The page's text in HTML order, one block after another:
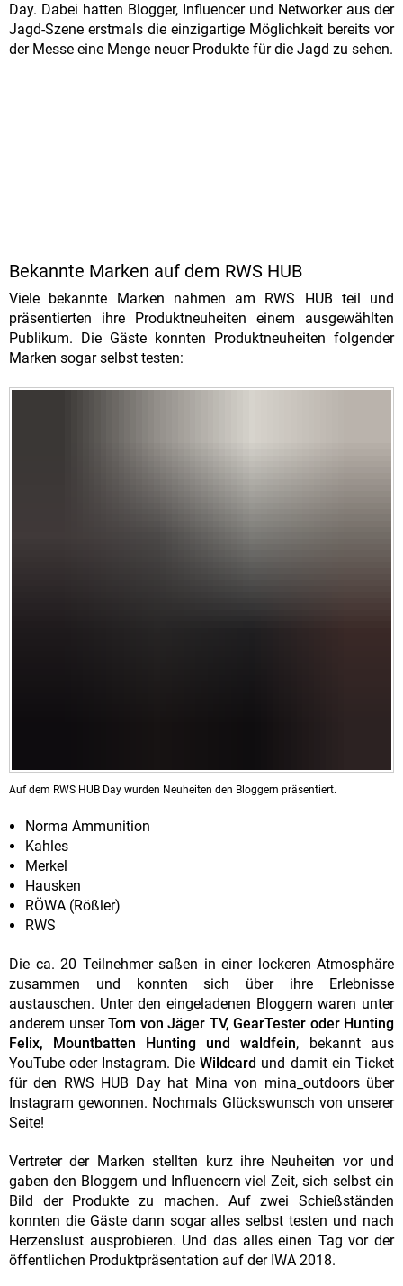
Day. Dabei hatten Blogger, Influencer und Networker aus der
Jagd-Szene erstmals die einzigartige Möglichkeit bereits vor
der Messe eine Menge neuer Produkte für die Jagd zu sehen.
Bekannte Marken auf dem RWS HUB
Viele bekannte Marken nahmen am RWS HUB teil und
präsentierten ihre Produktneuheiten einem ausgewählten
Publikum. Die Gäste konnten Produktneuheiten folgender
Marken sogar selbst testen:
Auf dem RWS HUB Day wurden Neuheiten den Bloggern präsentiert.
Norma Ammunition
Kahles
Merkel
Hausken
RÖWA (Rößler)
RWS
Die ca. 20 Teilnehmer saßen in einer lockeren Atmosphäre
zusammen und konnten sich über ihre Erlebnisse
austauschen. Unter den eingeladenen Bloggern waren unter
anderem unserTom von Jäger TV, GearTester oder Hunting
Felix, Mountbatten Hunting und waldfein, bekannt aus
YouTube oder Instagram. Die Wildcard und damit ein Ticket
für den RWS HUB Day hat Mina von mina_outdoors über
Instagram gewonnen. Nochmals Glückswunsch von unserer
Seite!
Vertreter der Marken stellten kurz ihre Neuheiten vor und
gaben den Bloggern und Influencern viel Zeit, sich selbst ein
Bild der Produkte zu machen. Auf zwei Schießständen
konnten die Gäste dann sogar alles selbst testen und nach
Herzenslust ausprobieren. Und das alles einen Tag vor der
öffentlichen Produktpräsentation auf der IWA 2018.